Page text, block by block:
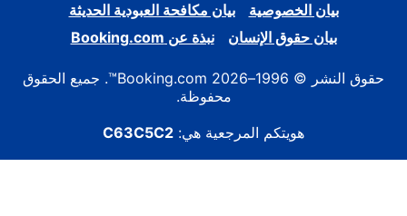
بيان الخصوصية
بيان مكافحة العبودية الحديثة
بيان حقوق الإنسان
نبذة عن Booking.com
حقوق النشر © 1996–2026 Booking.com™. جميع الحقوق
محفوظة.
هويتكم المرجعية هي: C63C5C2